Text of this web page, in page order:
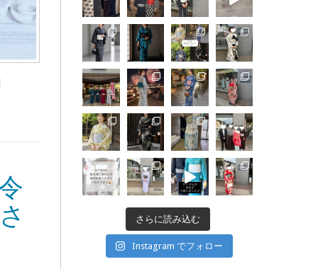
さらに読み込む
Instagram でフォロー